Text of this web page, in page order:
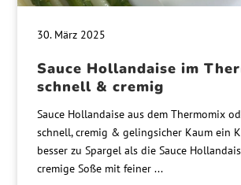
30. März 2025
Sauce Hollandaise im
schnell & cremig
Sauce Hollandaise aus dem Thermomix
schnell, cremig & gelingsicher Kaum ein
besser zu Spargel als die Sauce
cremige Soße mit feiner ...